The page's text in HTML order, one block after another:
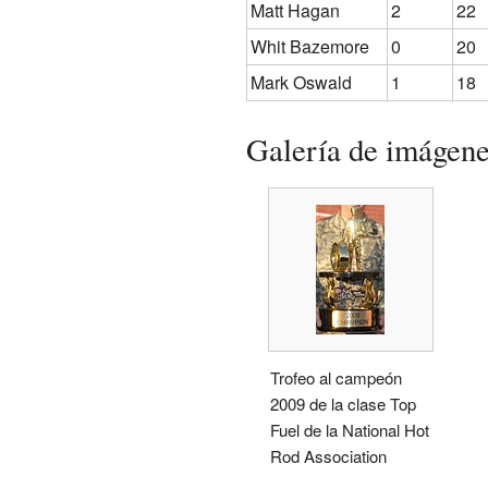
Matt Hagan 2
22
Whit Bazemore
0
20
Mark Oswald
1 18
Galería de
Trofeo al campeón
2009 de la clase Top
Fuel de la National Hot
Rod Association